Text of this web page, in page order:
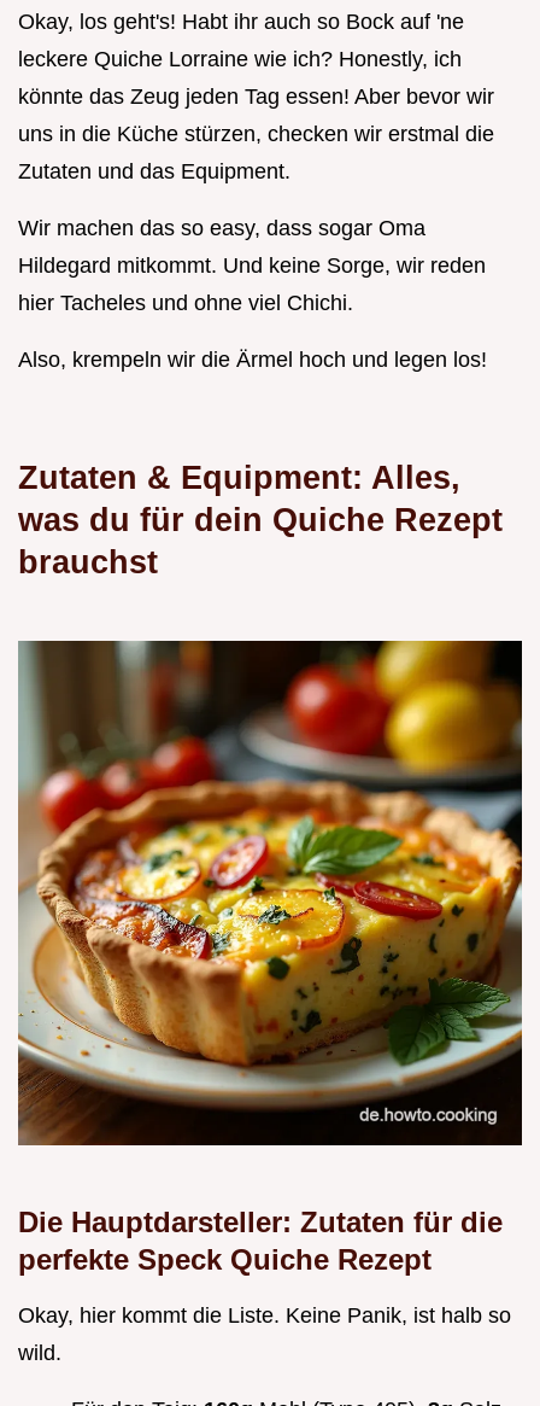
Okay, los geht's! Habt ihr auch so Bock auf 'ne
leckere Quiche Lorraine wie ich? Honestly, ich
könnte das Zeug jeden Tag essen! Aber bevor wir
uns in die Küche stürzen, checken wir erstmal die
Zutaten und das Equipment.
Wir machen das so easy, dass sogar Oma
Hildegard mitkommt. Und keine Sorge, wir reden
hier Tacheles und ohne viel Chichi.
Also, krempeln wir die Ärmel hoch und legen los!
Zutaten & Equipment: Alles,
was du für dein Quiche Rezept
brauchst
Die Hauptdarsteller: Zutaten für die
perfekte Speck Quiche Rezept
Okay, hier kommt die Liste. Keine Panik, ist halb so
wild.